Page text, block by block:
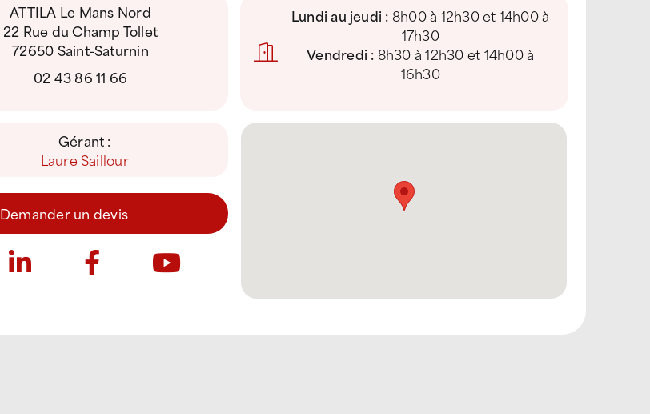
ATTILA Le Mans Nord
22 Rue du Champ Tollet
72650 Saint-Saturnin
02 43 86 11 66
Lundi au jeudi : 8h00 à 12h30 et 14h00 à
17h30
Vendredi : 8h30 à 12h30 et 14h00 à
16h30
Gérant :
Laure Saillour
Demander un devis